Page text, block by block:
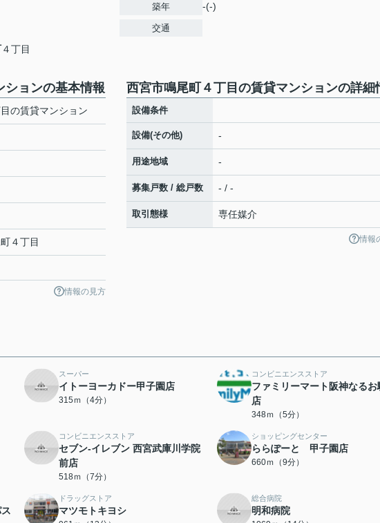
４丁目
築年 -(-)
交通
ションの基本情報
の賃貸マンション
４丁目
情報の見方
西宮市鳴尾町４丁目の賃貸マンションの詳細
設備条件
設備(その他) -
用途地域 -
募集戸数 / 総戸数 - / -
取引態様 専任媒介
情報
スーパー
イトーヨーカドー甲子園店
315ｍ（4分）
コンビニエンスストア
ファミリーマート阪神なるお
店
348ｍ（5分）
コンビニエンスストア
セブン-イレブン 西宮武庫川学院
前店
518ｍ（7分）
ショッピングセンター
ららぽーと 甲子園店
660ｍ（9分）
ドラッグストア
マツモトキヨシ
総合病院
明和病院